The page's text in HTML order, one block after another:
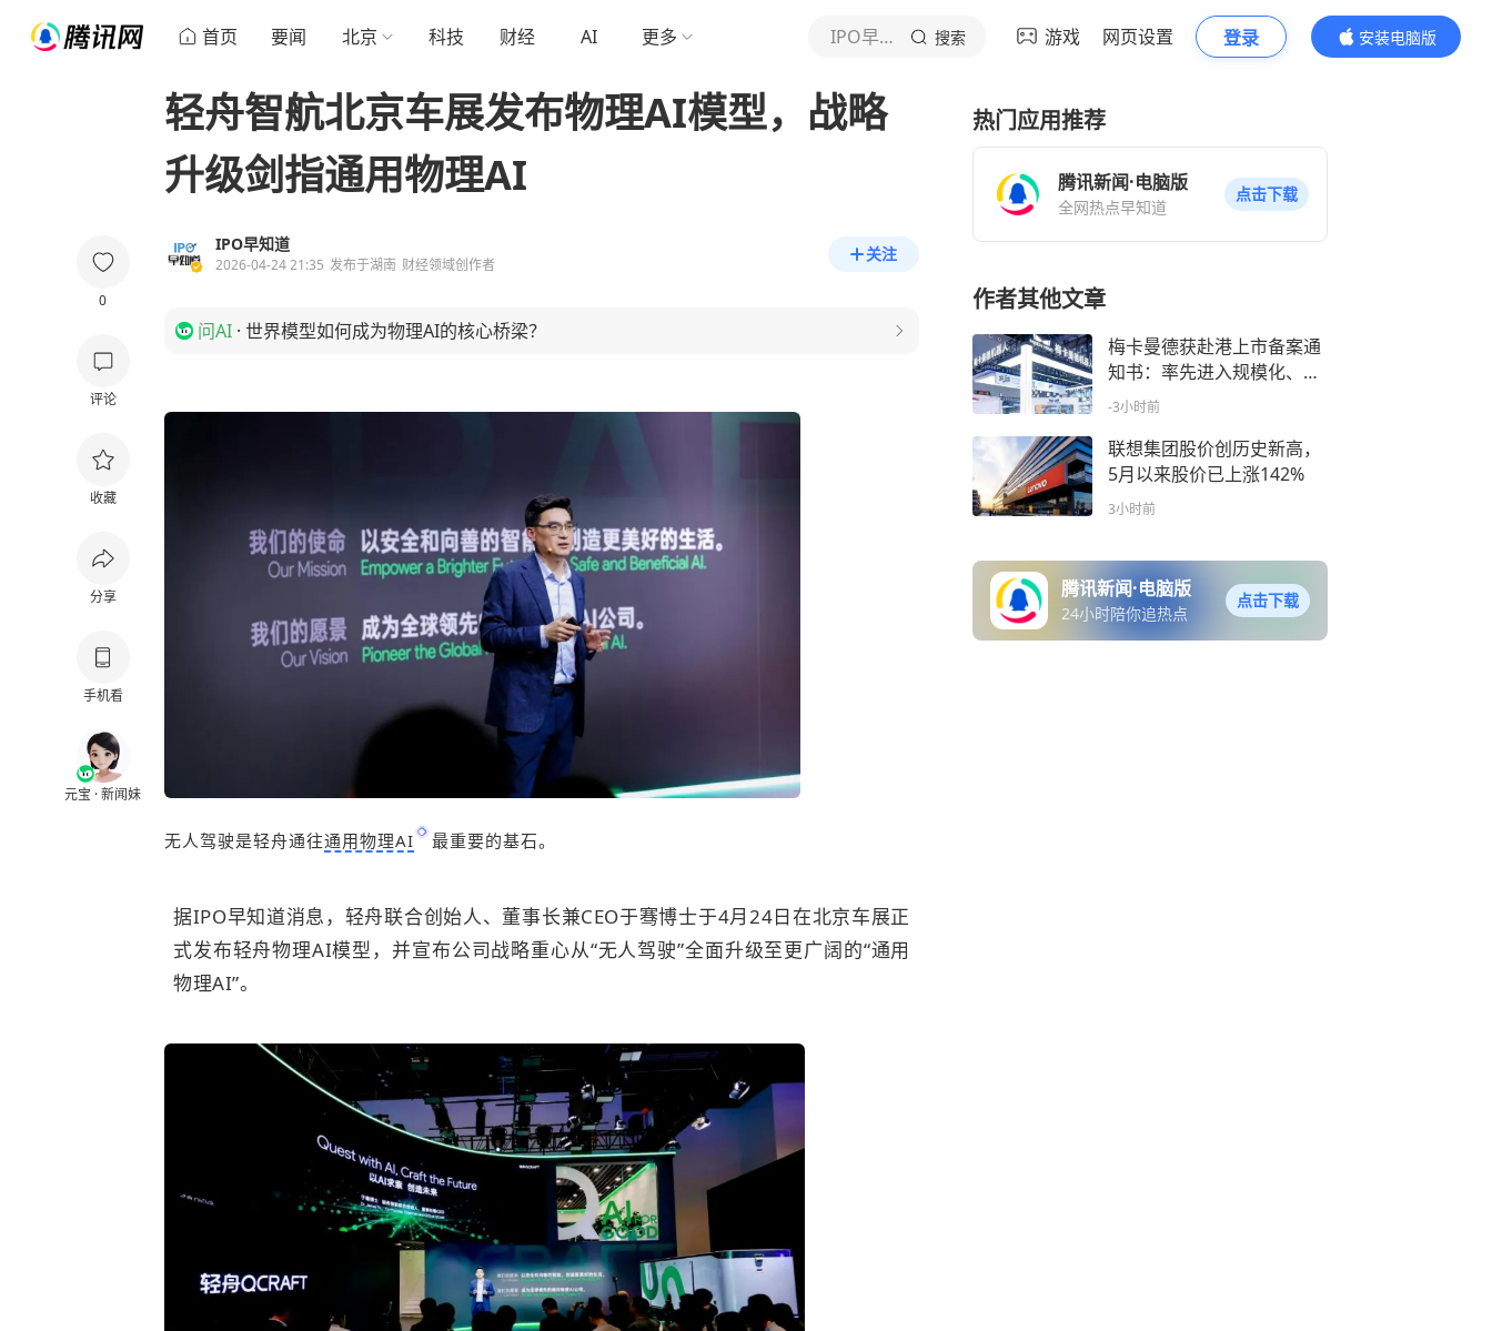
首页 要闻 北京 科技 财经 AI 更多 IPO早知道 搜索 游戏 网页设置 登录
安装电脑版
内容更精彩
0
评论
收藏
分享
手机看
元宝 · 新闻妹
轻舟智航北京车展发布物理AI模型，战略
升级剑指通用物理AI
IPO早知道
2026-04-24 21:35 发布于湖南 财经领域创作者
关注
问AI · 世界模型如何成为物理AI的核心桥梁？
无人驾驶是轻舟通往通用物理AI 最重要的基石。
据IPO早知道消息，轻舟联合创始人、董事长兼CEO于骞博士于4月24日在北京车展正
式发布轻舟物理AI模型，并宣布公司战略重心从“无人驾驶”全面升级至更广阔的“通用
物理AI”。
热门应用推荐
腾讯新闻·电脑版
全网热点早知道
点击下载
作者其他文章
梅卡曼德获赴港上市备案通
知书：率先进入规模化、全
球化发展阶段的具身企业
-3小时前
联想集团股价创历史新高，
5月以来股价已上涨142%
3小时前
腾讯新闻·电脑版
24小时陪你追热点
点击下载